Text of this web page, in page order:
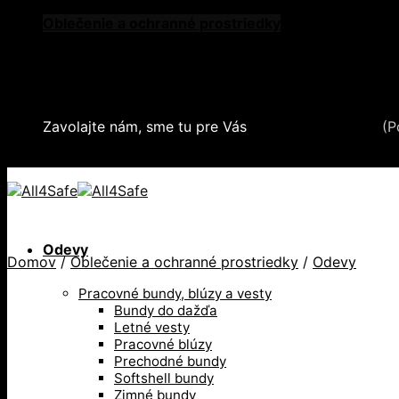
Zavolajte nám, sme tu pre Vás
Odevy
Pracovné bundy, blúzy a vesty
Bundy do dažďa
Letné vesty
Pracovné blúzy
Prechodné bundy
Softshell bundy
Zimné bundy
Domov / Oblečenie a ochranné prostriedky / Odevy